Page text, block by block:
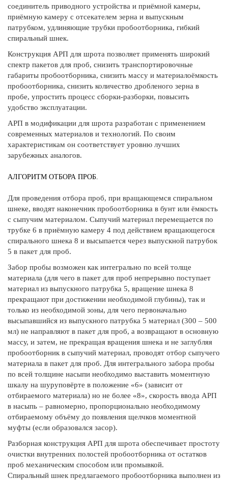
соединитель приводного устройства и приёмной камеры,
приёмную камеру с отсекателем зерна и выпускным
патрубком, удлиняющие трубки пробоотборника, гибкий
спиральный шнек.
Конструкция АРП для шрота позволяет применять широкий
спектр пакетов для проб, снизить транспортировочные
габариты пробоотборника, снизить массу и материалоёмкость
пробоотборника, снизить количество дробленого зерна в
пробе, упростить процесс сборки-разборки, повысить
удобство эксплуатации.
АРП в модификации для шрота разработан с применением
современных материалов и технологий. По своим
характеристикам он соответствует уровню лучших
зарубежных аналогов.
АЛГОРИТМ ОТБОРА ПРОБ.
Для проведения отбора проб, при вращающемся спиральном
шнеке, вводят наконечник пробоотборника в бунт или ёмкость
с сыпучим материалом. Сыпучий материал перемещается по
трубке 6 в приёмную камеру 4 под действием вращающегося
спирального шнека 8 и высыпается через выпускной патрубок
5 в пакет для проб.
Забор пробы возможен как интегрально по всей толще
материала (для чего в пакет для проб непрерывно поступает
материал из выпускного патрубка 5, вращение шнека 8
прекращают при достижении необходимой глубины), так и
только из необходимой зоны, для чего первоначально
высыпавшийся из выпускного патрубка 5 материал (300 – 500
мл) не направляют в пакет для проб, а возвращают в основную
массу, и затем, не прекращая вращения шнека и не заглубляя
пробоотборник в сыпучий материал, проводят отбор сыпучего
материала в пакет для проб. Для интегрального забора пробы
по всей толщине насыпи необходимо выставить моментную
шкалу на шуруповёрте в положение «6» (зависит от
отбираемого материала) но не более «8», скорость ввода АРП
в насыпь – равномерно, пропорционально необходимому
отбираемому объёму до появления щелчков моментной
муфты (если образовался засор).
Разборная конструкция АРП для шрота обеспечивает простоту
очистки внутренних полостей пробоотборника от остатков
проб механическим способом или промывкой.
Спиральный шнек предлагаемого пробоотборника выполнен из